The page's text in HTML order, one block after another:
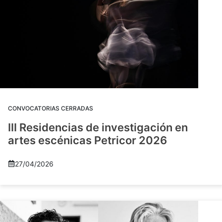
CONVOCATORIAS CERRADAS
III Residencias de investigación en
artes escénicas Petricor 2026
27/04/2026